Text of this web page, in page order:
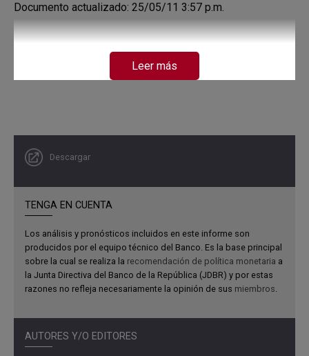
Descargar
TENGA EN CUENTA
Los análisis y pronósticos incluidos en este informe son
producidos por el equipo técnico del Banco. Es la base principal
sobre la cual se realiza la recomendación de política monetaria a
la Junta Directiva del Banco de la República (JDBR) y por estas
razones no refleja necesariamente la opinión de sus miembros
AUTORES Y/O EDITORES
Documento actualizado: 25/05/11 3:57 p.m.
Leer más